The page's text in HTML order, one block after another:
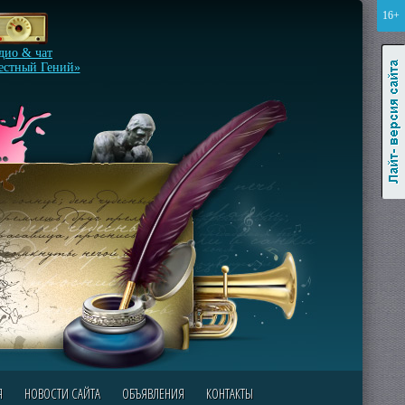
16+
& чат
Гений»
НОВОСТИ САЙТА ОБЪЯВЛЕНИЯ КОНТАКТЫ